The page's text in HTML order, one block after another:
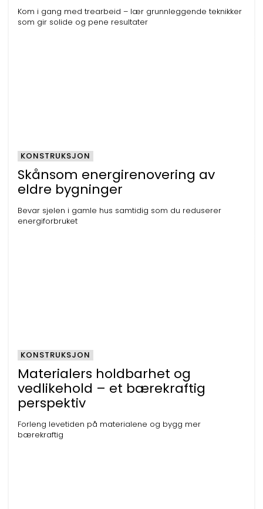
Kom i gang med trearbeid – lær grunnleggende teknikker
som gir solide og pene resultater
Skånsom energirenovering av
eldre bygninger
Bevar sjelen i gamle hus samtidig som du reduserer
energiforbruket
KONSTRUKSJON
Materialers holdbarhet og
vedlikehold – et bærekraftig
perspektiv
Forleng levetiden på materialene og bygg mer
bærekraftig
KONSTRUKSJON